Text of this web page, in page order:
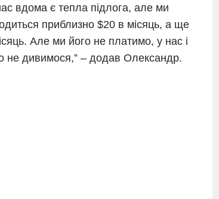
вдома є тепла підлога, але ми
приблизно $20 в місяць, а ще
Але ми його не платимо, у нас і
не дивимося,” – додав Олександр.